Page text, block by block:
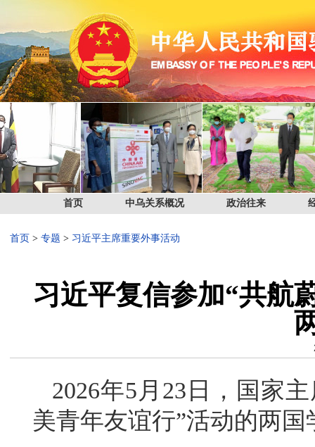
首页 中乌关系概况 政治往来
首页 > 专题 > 习近平主席重要外事活动
习近平复信参加“共航
2026年5月23日，国家
美青年友谊行”活动的两国